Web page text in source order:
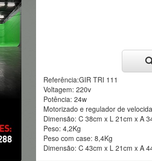
Referência:GIR TRI 111
Voltagem: 220v
Potência: 24w
Motorizado e regulador de
Dimensão: C 38cm x L 21cm x A
Peso: 4,2Kg
Peso com case: 8,4Kg
Dimensão: C 43cm x L 21cm x A